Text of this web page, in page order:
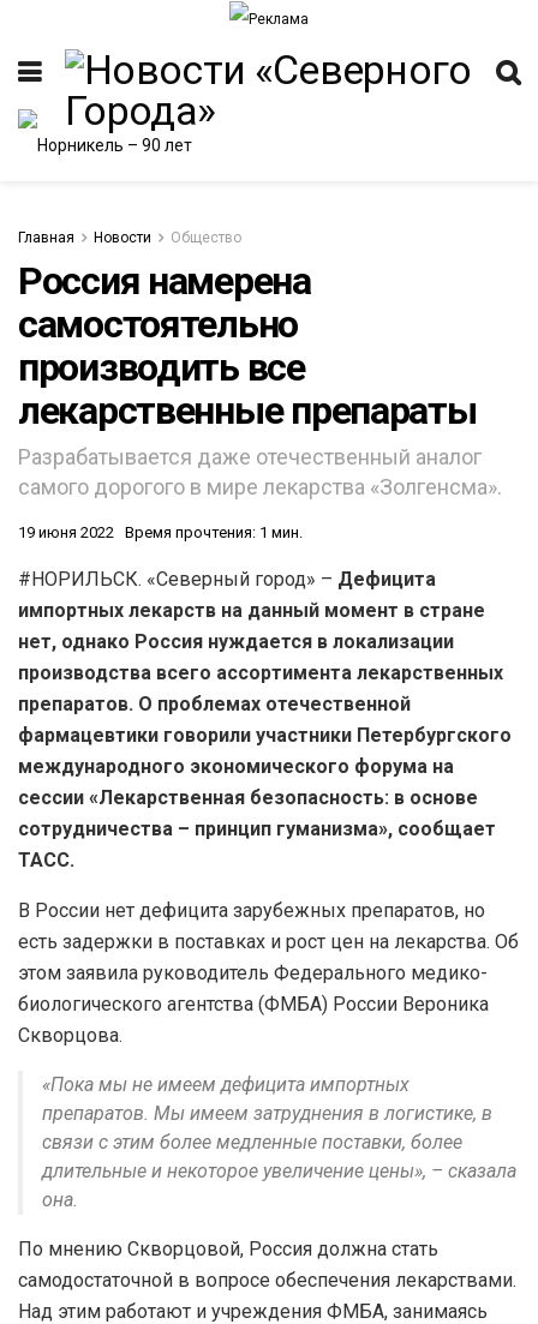
Главная Новости Общество
Россия намерена
самостоятельно
производить все
лекарственные препараты
Разрабатывается даже отечественный аналог
самого дорогого в мире лекарства «Золгенсма».
19 июня 2022 Время прочтения: 1 мин.
#НОРИЛЬСК. «Северный город» – Дефицита
импортных лекарств на данный момент в стране
нет, однако Россия нуждается в локализации
производства всего ассортимента лекарственных
препаратов. О проблемах отечественной
фармацевтики говорили участники Петербургского
международного экономического форума на
сессии «Лекарственная безопасность: в основе
сотрудничества – принцип гуманизма», сообщает
ТАСС.
В России нет дефицита зарубежных препаратов, но
есть задержки в поставках и рост цен на лекарства. Об
этом заявила руководитель Федерального медико-
биологического агентства (ФМБА) России Вероника
Скворцова.
«Пока мы не имеем дефицита импортных
препаратов. Мы имеем затруднения в логистике, в
связи с этим более медленные поставки, более
длительные и некоторое увеличение цены», – сказала
она.
По мнению Скворцовой, Россия должна стать
самодостаточной в вопросе обеспечения лекарствами.
Над этим работают и учреждения ФМБА, занимаясь